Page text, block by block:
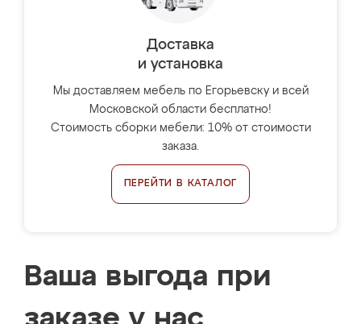
Доставка
и установка
Мы доставляем мебель по Егорьевску и всей
Московской области бесплатно!
Стоимость сборки мебели: 10% от стоимости
заказа.
ПЕРЕЙТИ В КАТАЛОГ
Ваша выгода при